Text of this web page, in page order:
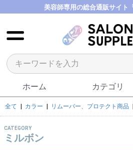
美容師専用の総合通販サイト
ホーム カテゴリ
全て カラー リムーバー、プロテクト商品
CATEGORY
ミルボン